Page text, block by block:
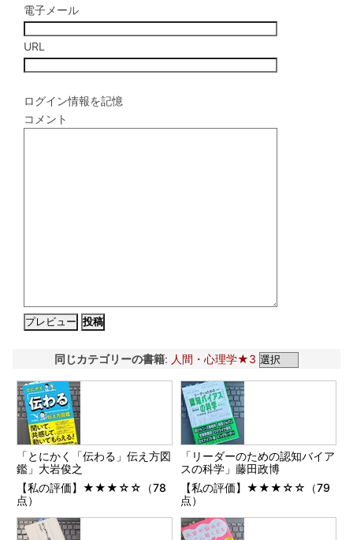
電子メール
URL
ログイン情報を記憶
コメント
同じカテゴリーの書籍: 人間・心理学★3
「とにかく「伝わる」伝え方図
鑑」大岩俊之
【私の評価】★★★☆☆（78
点）
「リーダーのための認知バイア
スの科学」藤田政博
【私の評価】★★★☆☆（79
点）